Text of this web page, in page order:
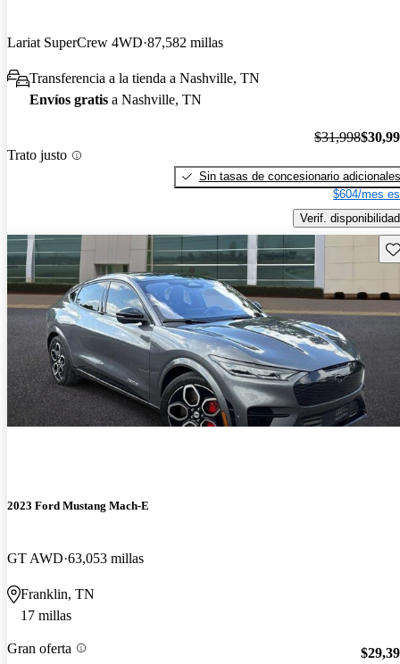
Lariat SuperCrew 4WD 87,582 millas
Transferencia a la tienda a Nashville, TN
Envíos gratis a Nashville, TN
Trato justo
$31,998
Sin tasas de concesionario adicionales
$604/mes
Verif. disponibilidad
2023 Ford Mustang Mach-E
GT AWD 63,053 millas
Franklin, TN
17 millas
Gran oferta